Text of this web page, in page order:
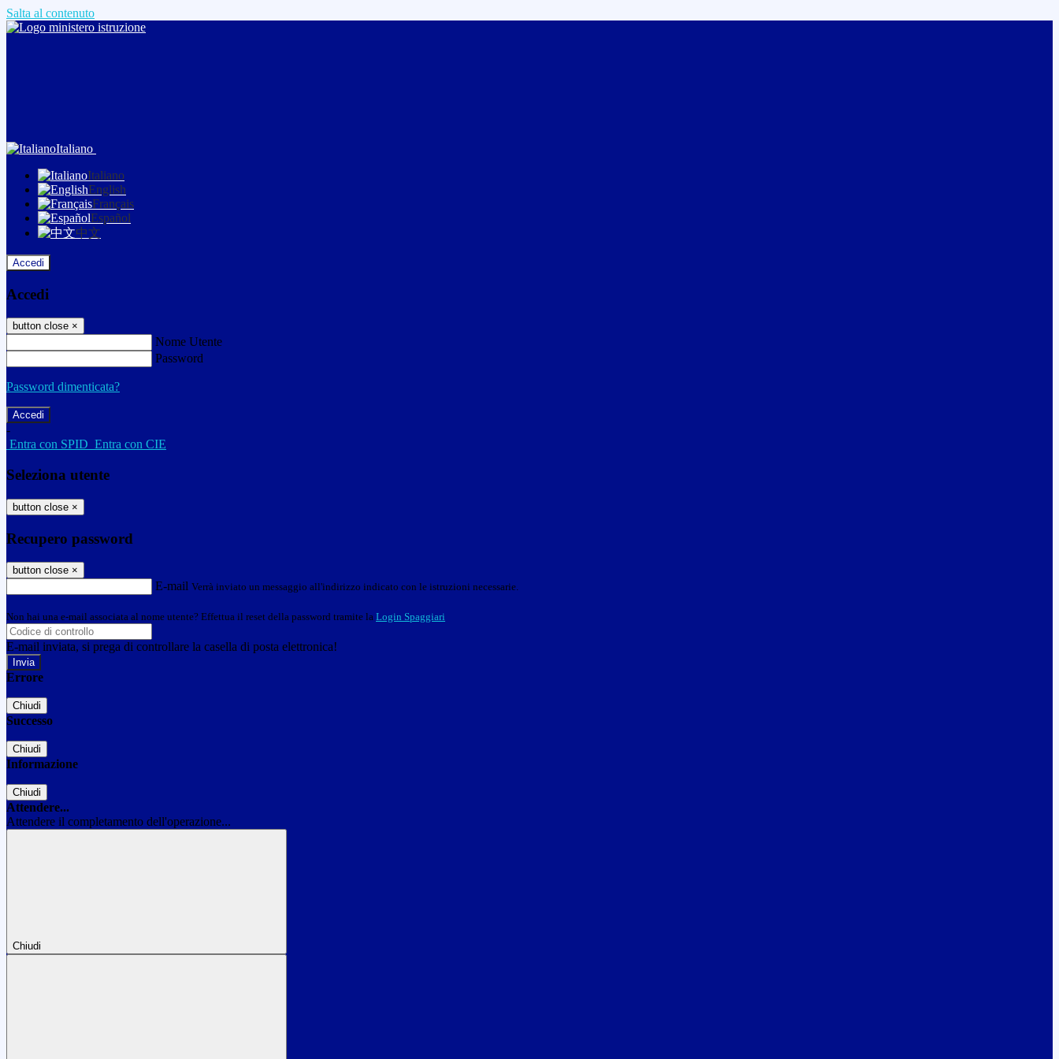
Salta al contenuto
Italiano
Italiano
English
Français
Español
中文
Accedi
Accedi
button close ×
Nome Utente
Password
Password dimenticata?
-
Entra con SPID Entra con CIE
Seleziona utente
button close ×
Recupero password
button close ×
E-mail Verrà inviato un messaggio all'indirizzo indicato con le istruzioni necessarie.
Non hai una e-mail associata al nome utente? Effettua il reset della password tramite la Login Spaggiari
E-mail inviata, si prega di controllare la casella di posta elettronica!
Errore
Chiudi
Successo
Chiudi
Informazione
Chiudi
Attendere...
Attendere il completamento dell'operazione...
Chiudi